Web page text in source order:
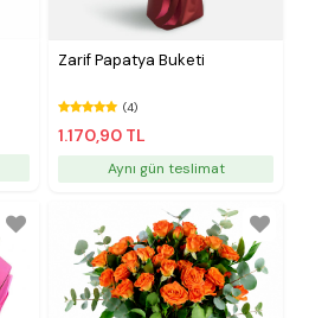
Zarif Papatya Buketi
(4)
1.170,90 TL
Aynı gün teslimat